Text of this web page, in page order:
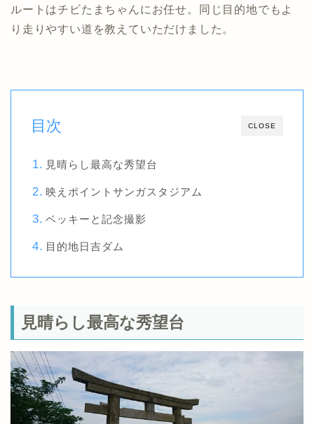
ルートはチビたまちゃんにお任せ。同じ目的地でもよ
り走りやすい道を教えていただけました。
CLOSE
目次
見晴らし最高な秀望台
映えポイントサンガスタジアム
ベッキーと記念撮影
目的地日吉ダム
見晴らし最高な秀望台